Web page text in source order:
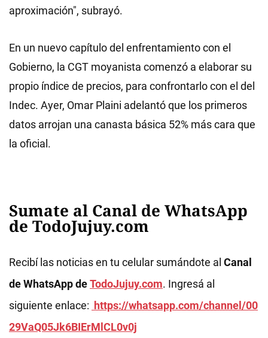
aproximación", subrayó.
En un nuevo capítulo del enfrentamiento con el
Gobierno, la CGT moyanista comenzó a elaborar su
propio índice de precios, para confrontarlo con el del
Indec. Ayer, Omar Plaini adelantó que los primeros
datos arrojan una canasta básica 52% más cara que
la oficial.
Sumate al Canal de WhatsApp
de TodoJujuy.com
Recibí las noticias en tu celular sumándote al Canal
de WhatsApp deTodoJujuy.com. Ingresá al
siguiente enlace: https://whatsapp.com/channel/00
29VaQ05Jk6BIErMlCL0v0j